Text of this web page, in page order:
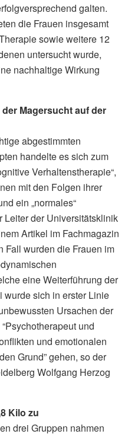
galten.
die Frauen insgesamt
sowie weitere 12
untersucht wurde,
nachhaltige Wirkung
Magersucht auf der
abgestimmten
handelte es sich zum
Verhaltenstherapie“,
mit den Folgen ihrer
ein „normales“
Leiter der Universitätsklinik
Artikel im Fachmagazin
Fall wurden die Frauen im
eine Weiterführung der
wurde sich in erster Linie
Ursachen der
und
und emotionalen
Grund” gehen, so der
Wolfgang Herzog
Kilo zu
drei Gruppen nahmen